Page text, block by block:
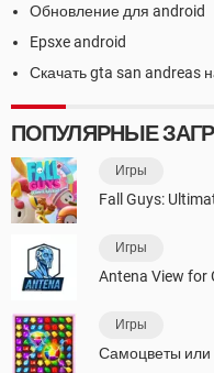
Обновление для android
Epsxe android
Скачать gta san andreas
ПОПУЛЯРНЫЕ
Игры
Fall Guys:
Игры
Antena View for
Игры
Самоцветы или